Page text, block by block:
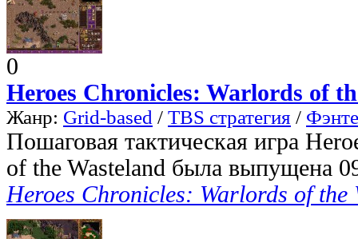
0
Heroes Chronicles: Warlords of
Жанр: Grid-based / TBS стратегия /
Пошаговая тактическая игра
of the Wasteland была выпущена
Heroes Chronicles: Warlords of the